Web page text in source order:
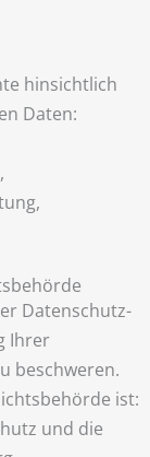
hinsichtlich
Daten:
Datenschutz-
Ihrer
beschweren.
ist:
und die